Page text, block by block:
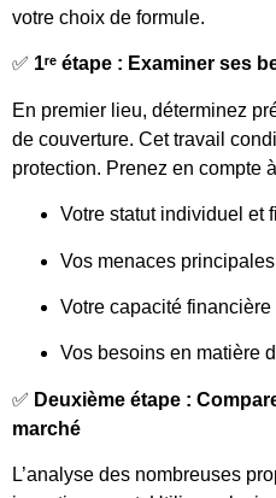
votre choix de formule.
✅ 1ʳᵉ étape : Examiner ses
En premier lieu, déterminez
de couverture. Cet travail
protection. Prenez en compte
Votre statut individuel et
Vos menaces
Votre capacité financière
Vos besoins en matière
✅ Deuxième étape :
marché
L’analyse des nombreuses